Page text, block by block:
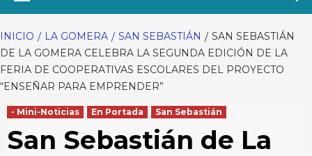
INICIO LA GOMERA SAN SEBASTIÁN
SAN SEBASTIÁN
DE LA GOMERA CELEBRA LA SEGUNDA EDICIÓN DE LA
FERIA DE COOPERATIVAS ESCOLARES DEL PROYECTO
“ENSEÑAR PARA EMPRENDER”
- Mini-Noticias En Portada San Sebastián
San Sebastián de La